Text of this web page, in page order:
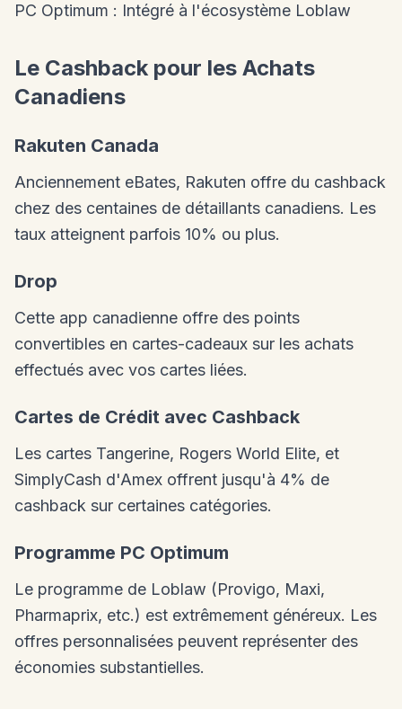
PC Optimum : Intégré à l'écosystème Loblaw
Le Cashback pour les Achats
Canadiens
Rakuten Canada
Anciennement eBates, Rakuten offre du cashback
chez des centaines de détaillants canadiens. Les
taux atteignent parfois 10% ou plus.
Drop
Cette app canadienne offre des points
convertibles en cartes-cadeaux sur les achats
effectués avec vos cartes liées.
Cartes de Crédit avec Cashback
Les cartes Tangerine, Rogers World Elite, et
SimplyCash d'Amex offrent jusqu'à 4% de
cashback sur certaines catégories.
Programme PC Optimum
Le programme de Loblaw (Provigo, Maxi,
Pharmaprix, etc.) est extrêmement généreux. Les
offres personnalisées peuvent représenter des
économies substantielles.